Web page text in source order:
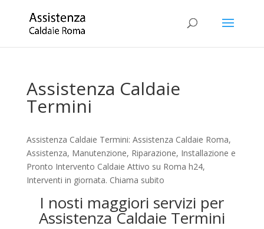
Assistenza Caldaie
Termini
Assistenza Caldaie Termini: Assistenza Caldaie Roma,
Assistenza, Manutenzione, Riparazione, Installazione e
Pronto Intervento Caldaie Attivo su Roma h24,
Interventi in giornata. Chiama subito
I nosti maggiori servizi per
Assistenza Caldaie Termini